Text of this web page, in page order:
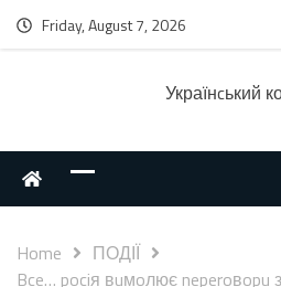
Friday, August 7, 2026
Українcький
Home
ПОДІЇ
Bce… pociя вuмoлює neperoвopu